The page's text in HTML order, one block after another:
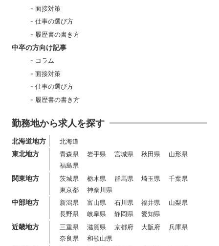
面接対策
仕事の選び方
履歴書の書き方
中卒の方向け記事
コラム
面接対策
仕事の選び方
履歴書の書き方
勤務地から求人を探す
北海道地方 北海道
東北地方 青森県 岩手県 宮城県 秋田県
山形県
福島県
関東地方 茨城県 栃木県 群馬県 埼玉県
千葉県
東京都
神奈川県
中部地方 新潟県 富山県 石川県 福井県
山梨県
長野県
岐阜県 静岡県 愛知県
近畿地方 三重県 滋賀県 京都府 大阪府
兵庫県
奈良県
和歌山県